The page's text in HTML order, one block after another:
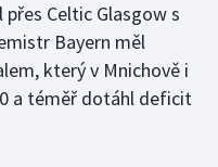
Celtic Glasgow s
Bayern měl
který v Mnichově i
a téměř dotáhl deficit